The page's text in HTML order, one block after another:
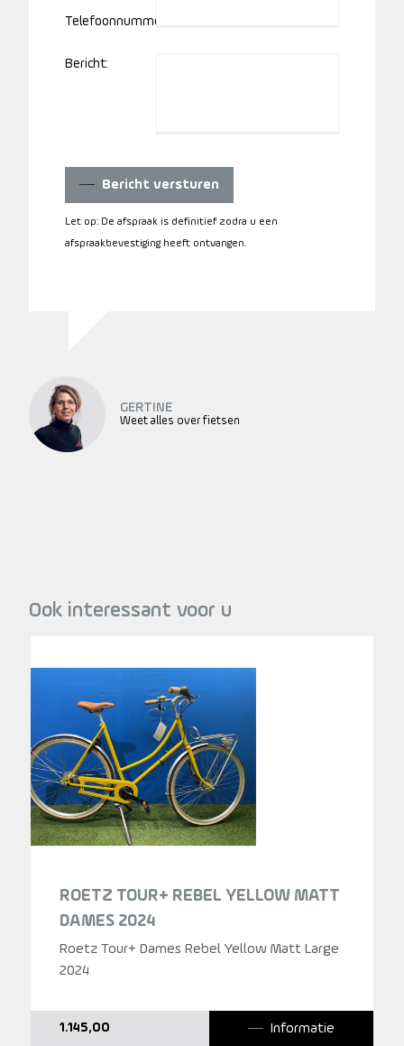
Telefoonnummer:
Bericht:
Bericht versturen
Let op: De afspraak is definitief zodra u een
afspraakbevestiging heeft ontvangen.
GERTINE
Weet alles over fietsen
Ook interessant voor u
ROETZ TOUR+ REBEL YELLOW MATT
DAMES 2024
Roetz Tour+ Dames Rebel Yellow Matt Large
2024
1.145,00 Informatie